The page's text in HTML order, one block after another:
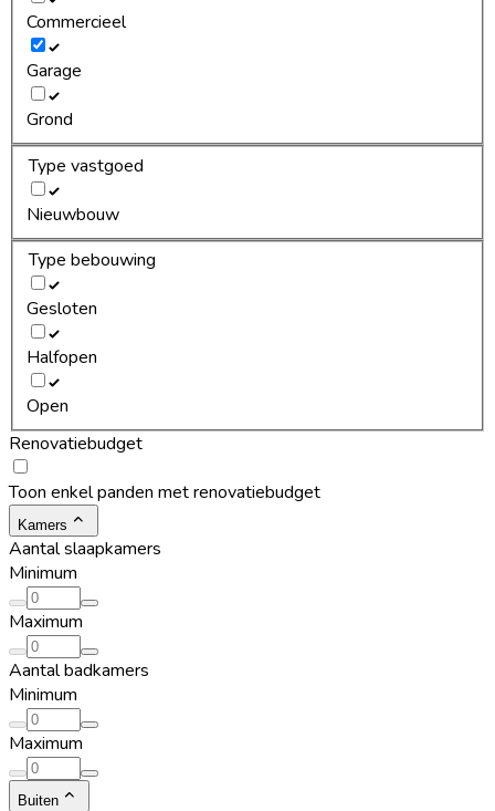
Commercieel
Garage
Grond
Type vastgoed
Nieuwbouw
Type bebouwing
Gesloten
Halfopen
Open
Renovatiebudget
Toon enkel panden met renovatiebudget
Kamers
Aantal slaapkamers
Minimum
Maximum
Aantal badkamers
Minimum
Maximum
Buiten